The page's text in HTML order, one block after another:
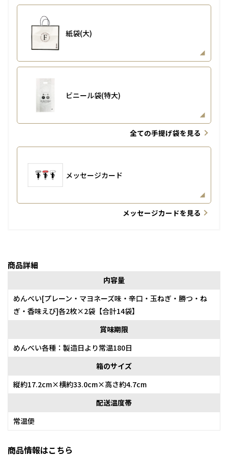
紙袋(大)
ビニール袋(特大)
全ての手提げ袋を見る
メッセージカード
メッセージカードを見る
商品詳細
内容量
めんべい[プレーン・マヨネーズ味・辛口・玉ねぎ・勝つ・ね
ぎ・香味えび]各2枚×2袋【合計14袋】
賞味期限
めんべい各種：製造日より常温180日
箱のサイズ
縦約17.2cm×横約33.0cm×高さ約4.7cm
配送温度帯
常温便
商品情報はこちら